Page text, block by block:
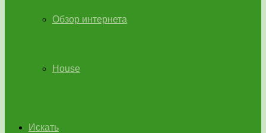
Обзор интернета
House
Искать